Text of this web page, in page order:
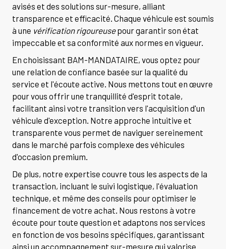
avisés et des solutions sur-mesure, alliant
transparence et efficacité. Chaque véhicule est soumis
à une vérification rigoureusepour garantir son état
impeccable et sa conformité aux normes en vigueur.
En choisissant BAM-MANDATAIRE, vous optez pour
une relation de confiance basée sur la qualité du
service et l'écoute active. Nous mettons tout en œuvre
pour vous offrir une tranquillité d'esprit totale,
facilitant ainsi votre transition vers l'acquisition d'un
véhicule d'exception. Notre approche intuitive et
transparente vous permet de naviguer sereinement
dans le marché parfois complexe des véhicules
d'occasion premium.
De plus, notre expertise couvre tous les aspects de la
transaction, incluant le suivi logistique, l'évaluation
technique, et même des conseils pour optimiser le
financement de votre achat. Nous restons à votre
écoute pour toute question et adaptons nos services
en fonction de vos besoins spécifiques, garantissant
ainsi un accompagnement sur-mesure qui valorise